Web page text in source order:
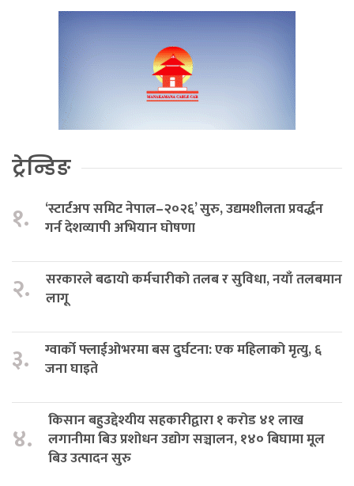
ट्रेन्डिङ
१.
‘स्टार्टअप समिट नेपाल–२०२६’ सुरु, उद्यमशीलता प्रवर्द्धन
गर्न देशव्यापी अभियान घोषणा
२.
सरकारले बढायो कर्मचारीको तलब र सुविधा, नयाँ तलबमान
लागू
३.
ग्वार्को फ्लाईओभरमा बस दुर्घटना: एक महिलाको मृत्यु, ६
जना घाइते
४.
किसान बहुउद्देश्यीय सहकारीद्वारा १ करोड ४१ लाख
लगानीमा बिउ प्रशोधन उद्योग सञ्चालन, १४० बिघामा मूल
बिउ उत्पादन सुरु